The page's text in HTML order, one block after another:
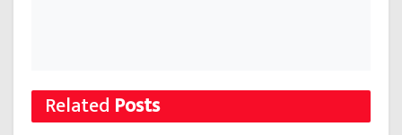
Related Posts